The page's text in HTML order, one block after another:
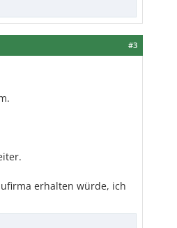
#3
erhalten würde, ich